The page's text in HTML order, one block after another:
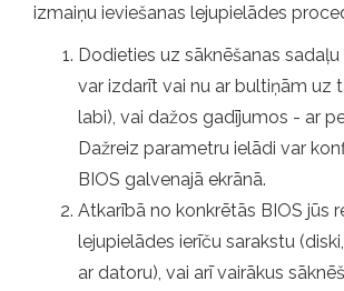
izmaiņu ieviešanas lejupielādes
Dodieties uz sāknēšanas
var izdarīt vai nu ar bultiņām uz
labi), vai dažos gadījumos - ar
Dažreiz parametru ielādi var
BIOS galvenajā ekrānā.
Atkarībā no konkrētās BIOS jūs
lejupielādes ierīču sarakstu
ar datoru), vai arī vairākus